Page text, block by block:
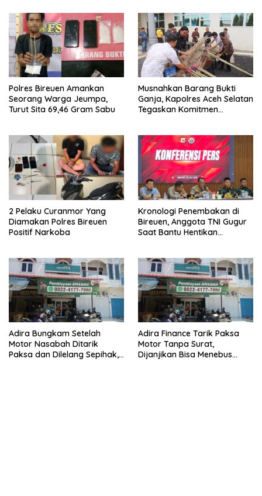
Polres Bireuen Amankan
Seorang Warga Jeumpa,
Turut Sita 69,46 Gram Sabu
Musnahkan Barang Bukti
Ganja, Kapolres Aceh Selatan
Tegaskan Komitmen
2 Pelaku Curanmor Yang
Diamakan Polres Bireuen
Positif Narkoba
Kronologi Penembakan di
Bireuen, Anggota TNI Gugur
Saat Bantu Hentikan
Adira Bungkam Setelah
Motor Nasabah Ditarik
Paksa dan Dilelang Sepihak,
Adira Finance Tarik Paksa
Motor Tanpa Surat,
Dijanjikan Bisa Menebus